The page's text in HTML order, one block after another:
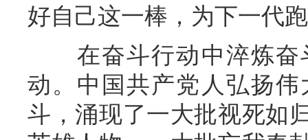
好自己这一棒，为下一代
在奋斗行动中淬炼奋
动。中国共产党人弘扬
斗，涌现了一大批视死如